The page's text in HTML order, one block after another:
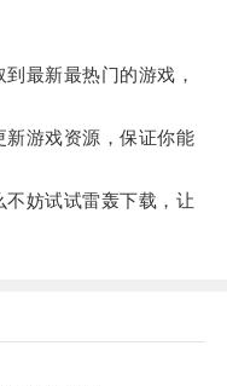
最新最热门的游戏，
游戏资源，保证你能
妨试试雷轰下载，让